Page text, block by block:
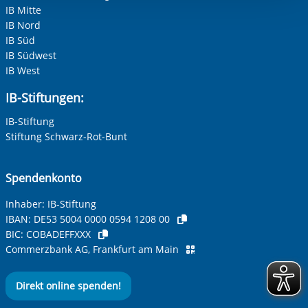
Einwilligung.
Adresse (PLZ, Ort, Strasse)
Ihre E-Mail-Adresse
Ihre Telefonnummer
Betreff ihrer Anfrage
Ihre Nachricht*
IB Mitte
IB Nord
IB Süd
IB Südwest
IB West
IB-Stiftungen:
IB-Stiftung
Stiftung Schwarz-Rot-Bunt
Spendenkonto
Inhaber: IB-Stiftung
IBAN: DE53 5004 0000 0594 1208 00
BIC: COBADEFFXXX
Commerzbank AG, Frankfurt am Main
Direkt online spenden!